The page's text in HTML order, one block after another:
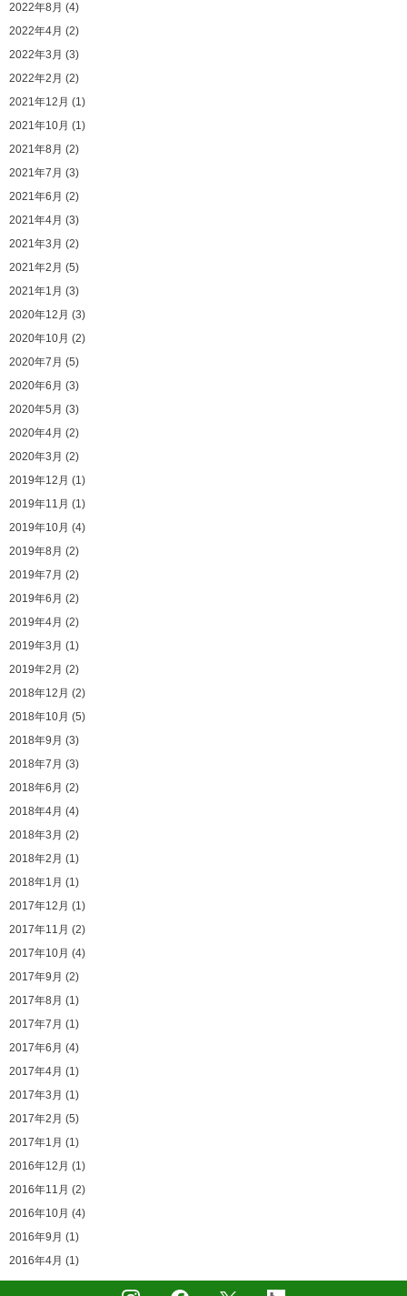
2022年8月 (4)
2022年4月 (2)
2022年3月 (3)
2022年2月 (2)
2021年12月 (1)
2021年10月 (1)
2021年8月 (2)
2021年7月 (3)
2021年6月 (2)
2021年4月 (3)
2021年3月 (2)
2021年2月 (5)
2021年1月 (3)
2020年12月 (3)
2020年10月 (2)
2020年7月 (5)
2020年6月 (3)
2020年5月 (3)
2020年4月 (2)
2020年3月 (2)
2019年12月 (1)
2019年11月 (1)
2019年10月 (4)
2019年8月 (2)
2019年7月 (2)
2019年6月 (2)
2019年4月 (2)
2019年3月 (1)
2019年2月 (2)
2018年12月 (2)
2018年10月 (5)
2018年9月 (3)
2018年7月 (3)
2018年6月 (2)
2018年4月 (4)
2018年3月 (2)
2018年2月 (1)
2018年1月 (1)
2017年12月 (1)
2017年11月 (2)
2017年10月 (4)
2017年9月 (2)
2017年8月 (1)
2017年7月 (1)
2017年6月 (4)
2017年4月 (1)
2017年3月 (1)
2017年2月 (5)
2017年1月 (1)
2016年12月 (1)
2016年11月 (2)
2016年10月 (4)
2016年9月 (1)
2016年4月 (1)